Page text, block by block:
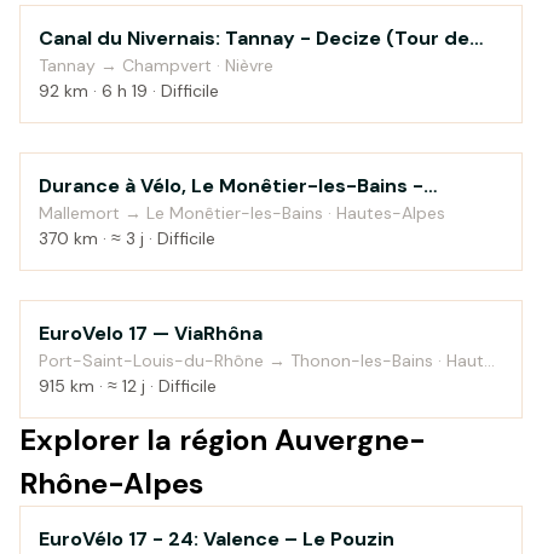
Au fil de l'eau
Canal du Nivernais: Tannay - Decize (Tour de
Bourgogne à vélo)
Tannay → Champvert · Nièvre
92 km · 6 h 19 · Difficile
Au fil de l'eau
Durance à Vélo, Le Monêtier-les-Bains -
Sisteron
Mallemort → Le Monêtier-les-Bains · Hautes-Alpes
370 km · ≈ 3 j · Difficile
Au fil de l'eau
EuroVelo 17 — ViaRhôna
Port-Saint-Louis-du-Rhône → Thonon-les-Bains · Haute-
Savoie
915 km · ≈ 12 j · Difficile
Explorer la région Auvergne-
Rhône-Alpes
Campagne
EuroVélo 17 - 24: Valence – Le Pouzin